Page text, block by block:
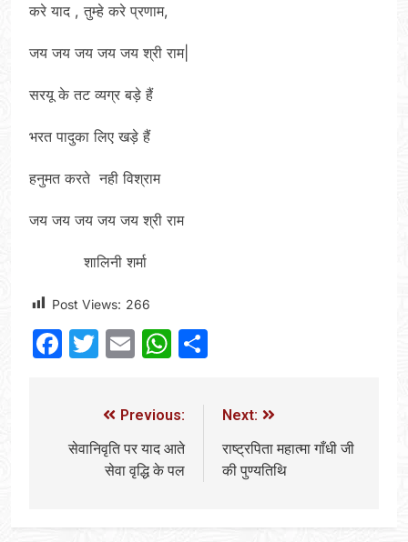
करे याद , तुम्हे करे प्रणाम,
जय जय जय जय जय श्री राम|
सरयू के तट व्यग्र बड़े हैं
भरत पादुका लिए खड़े हैं
हनुमत करते नही विश्राम
जय जय जय जय जय श्री राम
शालिनी शर्मा
Post Views: 266
Facebook
Twitter
EmailWhatsApp
Previous:
सेवानिवृति पर याद आते
सेवा वृद्धि के पल
Next:
राष्ट्रपिता महात्मा गाँधी जी
की पुण्यतिथि